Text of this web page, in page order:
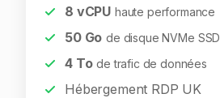
8 vCPU haute performance
50Go de disque NVMe SSD
4To de trafic de données
Hébergement RDP UK